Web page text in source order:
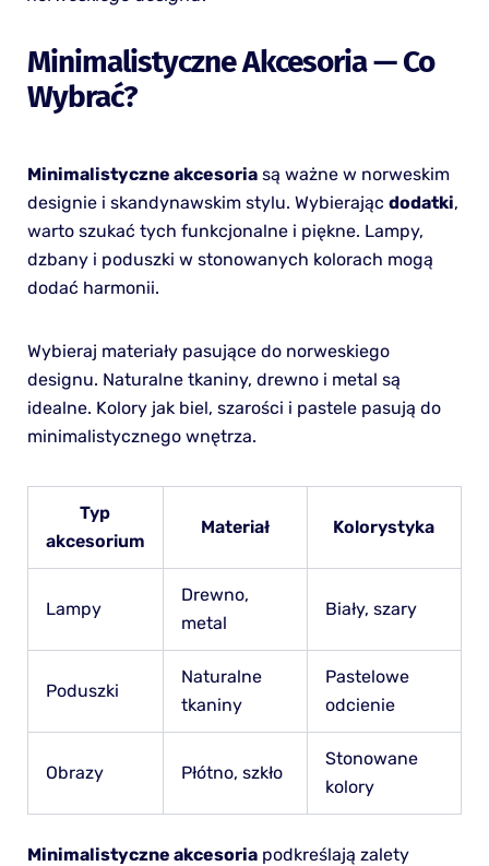
Minimalistyczne Akcesoria — Co
Wybrać?
Minimalistyczne akcesoriasą ważne w norweskim
designie i skandynawskim stylu. Wybierając dodatki,
warto szukać tych funkcjonalne i piękne. Lampy,
dzbany i poduszki w stonowanych kolorach mogą
dodać harmonii.
Wybieraj materiały pasujące do norweskiego
designu. Naturalne tkaniny, drewno i metal są
idealne. Kolory jak biel, szarości i pastele pasują do
minimalistycznego wnętrza.
Typ
akcesorium
Materiał Kolorystyka
Lampy
Drewno,
metal
Biały, szary
Poduszki
Naturalne
tkaniny
Pastelowe
odcienie
Obrazy Płótno, szkło
Stonowane
kolory
Minimalistyczne akcesoriapodkreślają zalety